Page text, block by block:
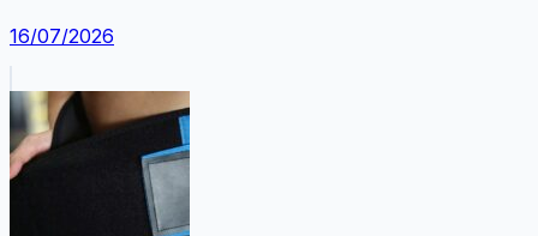
16/07/2026